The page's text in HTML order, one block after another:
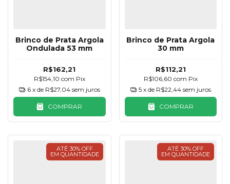
Brinco de Prata Argola
Ondulada 53 mm
R$162,21
R$154,10 com Pix
6 x de R$27,04 sem juros
COMPRAR
Brinco de Prata Argola
30 mm
R$112,21
R$106,60 com Pix
5 x de R$22,44 sem juros
COMPRAR
ATÉ 30% OFF
EM QUANTIDADE
ATÉ 30% OFF
EM QUANTIDADE